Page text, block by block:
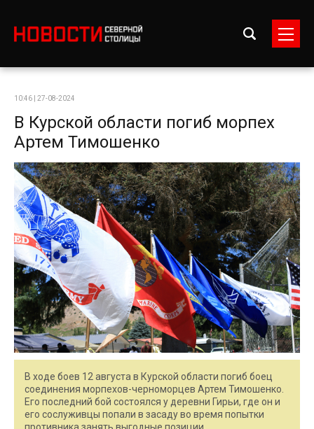
10:46 | 27-08-2024
В Курской области погиб морпех
Артем Тимошенко
В ходе боев 12 августа в Курской области погиб боец
соединения морпехов-черноморцев Артем Тимошенко.
Его последний бой состоялся у деревни Гирьи, где он и
его сослуживцы попали в засаду во время попытки